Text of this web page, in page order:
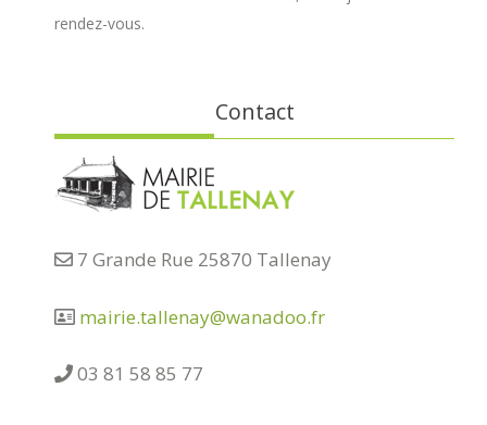
rendez-vous.
Contact
7 Grande Rue 25870 Tallenay
mairie.tallenay@wanadoo.fr
03 81 58 85 77